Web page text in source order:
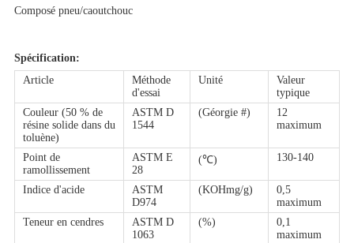
Composé pneu/caoutchouc
Spécification:
Article
Méthode
d'essai
Unité
Valeur
typique
Couleur (50 % de
résine solide dans du
toluène)
ASTM D
1544
(Géorgie #)
12
maximum
Point de
ramollissement
ASTM E
28
(℃) 130-140
Indice d'acide
ASTM
D974
(KOHmg/g)
0,5
maximum
Teneur en cendres
ASTM D
1063
(%)
0,1
maximum